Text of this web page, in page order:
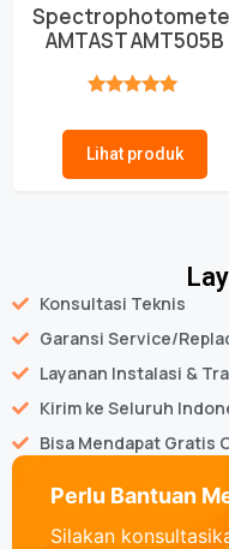
AMTAST AMT505B
Lihat produk
Konsultasi Teknis
Garansi Service/
Layanan Instalasi &
Kirim ke Seluruh
Bisa Mendapat Gratis
Perlu Bantuan
Silakan